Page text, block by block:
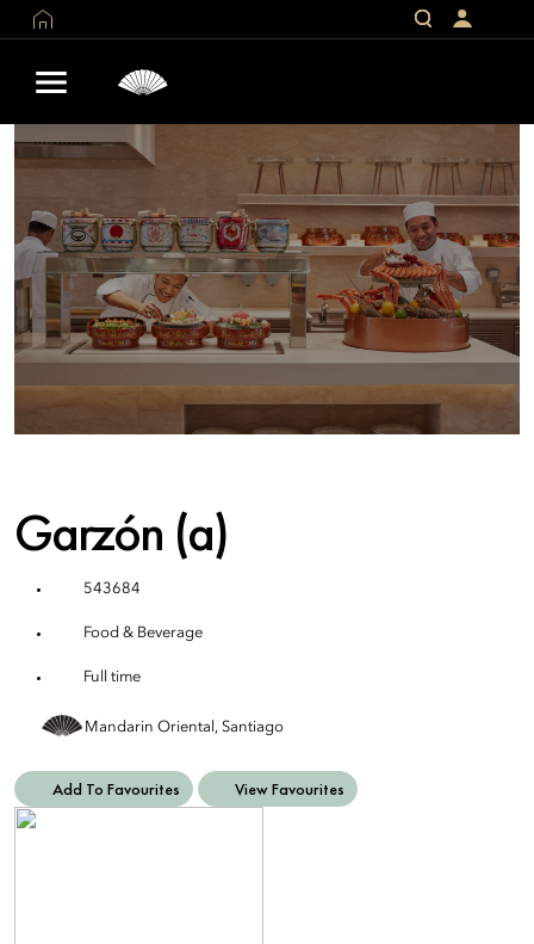
Garzón (a)
543684
Food & Beverage
Full time
Mandarin Oriental, Santiago
Add To Favourites View Favourites